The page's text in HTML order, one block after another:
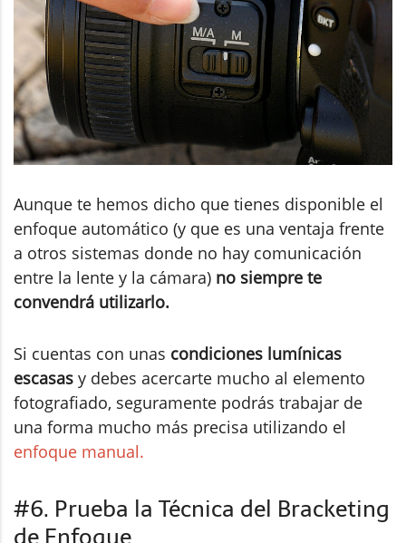
Aunque te hemos dicho que tienes disponible el
enfoque automático (y que es una ventaja frente
a otros sistemas donde no hay comunicación
entre la lente y la cámara) no siempre te
convendrá utilizarlo.
Si cuentas con unas condiciones lumínicas
escasas y debes acercarte mucho al elemento
fotografiado, seguramente podrás trabajar de
una forma mucho más precisa utilizando el
enfoque manual.
#6. Prueba la Técnica del Bracketing